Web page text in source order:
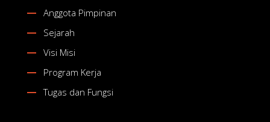
Anggota Pimpinan
Sejarah
Visi Misi
Program Kerja
Tugas dan Fungsi